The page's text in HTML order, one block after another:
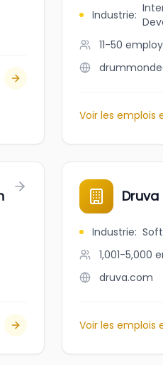
Industrie:
11-50
Voir les emplois
Druva
Industrie:
1,001-5,000
druva.com
Voir les emplois